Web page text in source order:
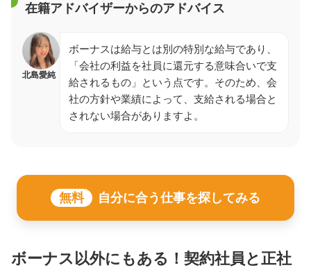
在籍アドバイザーからのアドバイス
北島愛純
ボーナスは給与とは別の特別な給与であり、
「会社の利益を社員に還元する意味合いで支
給されるもの」という点です。そのため、会
社の方針や業績によって、支給される場合と
されない場合がありますよ。
無料 自分に合う仕事を探してみる
ボーナス以外にもある！契約社員と正社